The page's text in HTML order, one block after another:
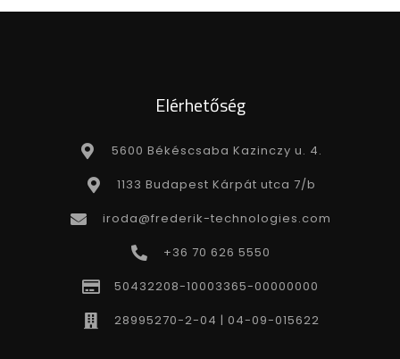
Elérhetőség
5600 Békéscsaba Kazinczy u. 4.
1133 Budapest Kárpát utca 7/b
iroda@frederik-technologies.com
+36 70 626 5550
50432208-10003365-00000000
28995270-2-04 | 04-09-015622